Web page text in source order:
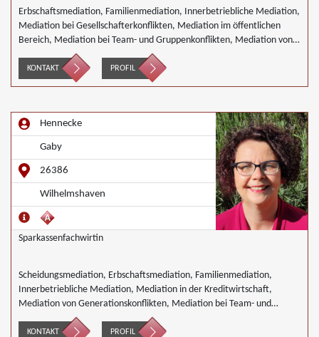
Erbschaftsmediation, Familienmediation, Innerbetriebliche Mediation,
Mediation bei Gesellschafterkonflikten, Mediation im öffentlichen
Bereich, Mediation bei Team- und Gruppenkonflikten, Mediation von
Unternehmensnachfolgen, Wirtschaftsmediation
KONTAKT PROFIL
Hennecke
Gaby
26386
Wilhelmshaven
Sparkassenfachwirtin
Scheidungsmediation, Erbschaftsmediation, Familienmediation,
Innerbetriebliche Mediation, Mediation in der Kreditwirtschaft,
Mediation von Generationskonflikten, Mediation bei Team- und
Gruppenkonflikten, Mediation in der Wohnungswirtschaft,
Nachbarschaftsmediation, Schulmediation, Wirtschaftsmediation
KONTAKT PROFIL